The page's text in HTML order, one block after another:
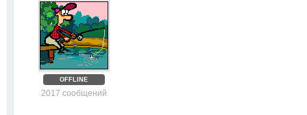
OFFLINE
2017 сообщений